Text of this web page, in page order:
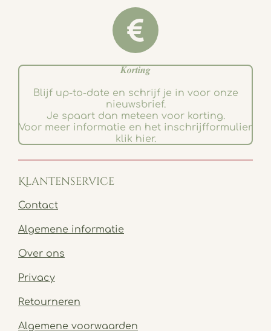
𝑲𝒐𝒓𝒕𝒊𝒏𝒈
Blijf up-to-date en schrijf je in voor onze
nieuwsbrief.
Je spaart dan meteen voor korting.
Voor meer informatie en het inschrijfformulier
klik hier.
Klantenservice
Contact
Algemene informatie
Over ons
Privacy
Retourneren
Algemene voorwaarden